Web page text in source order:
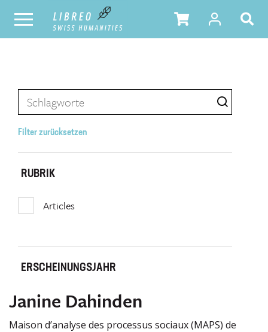
Filter zurücksetzen
RUBRIK
Articles
ERSCHEINUNGSJAHR
Janine Dahinden
Maison d’analyse des processus sociaux (MAPS) de